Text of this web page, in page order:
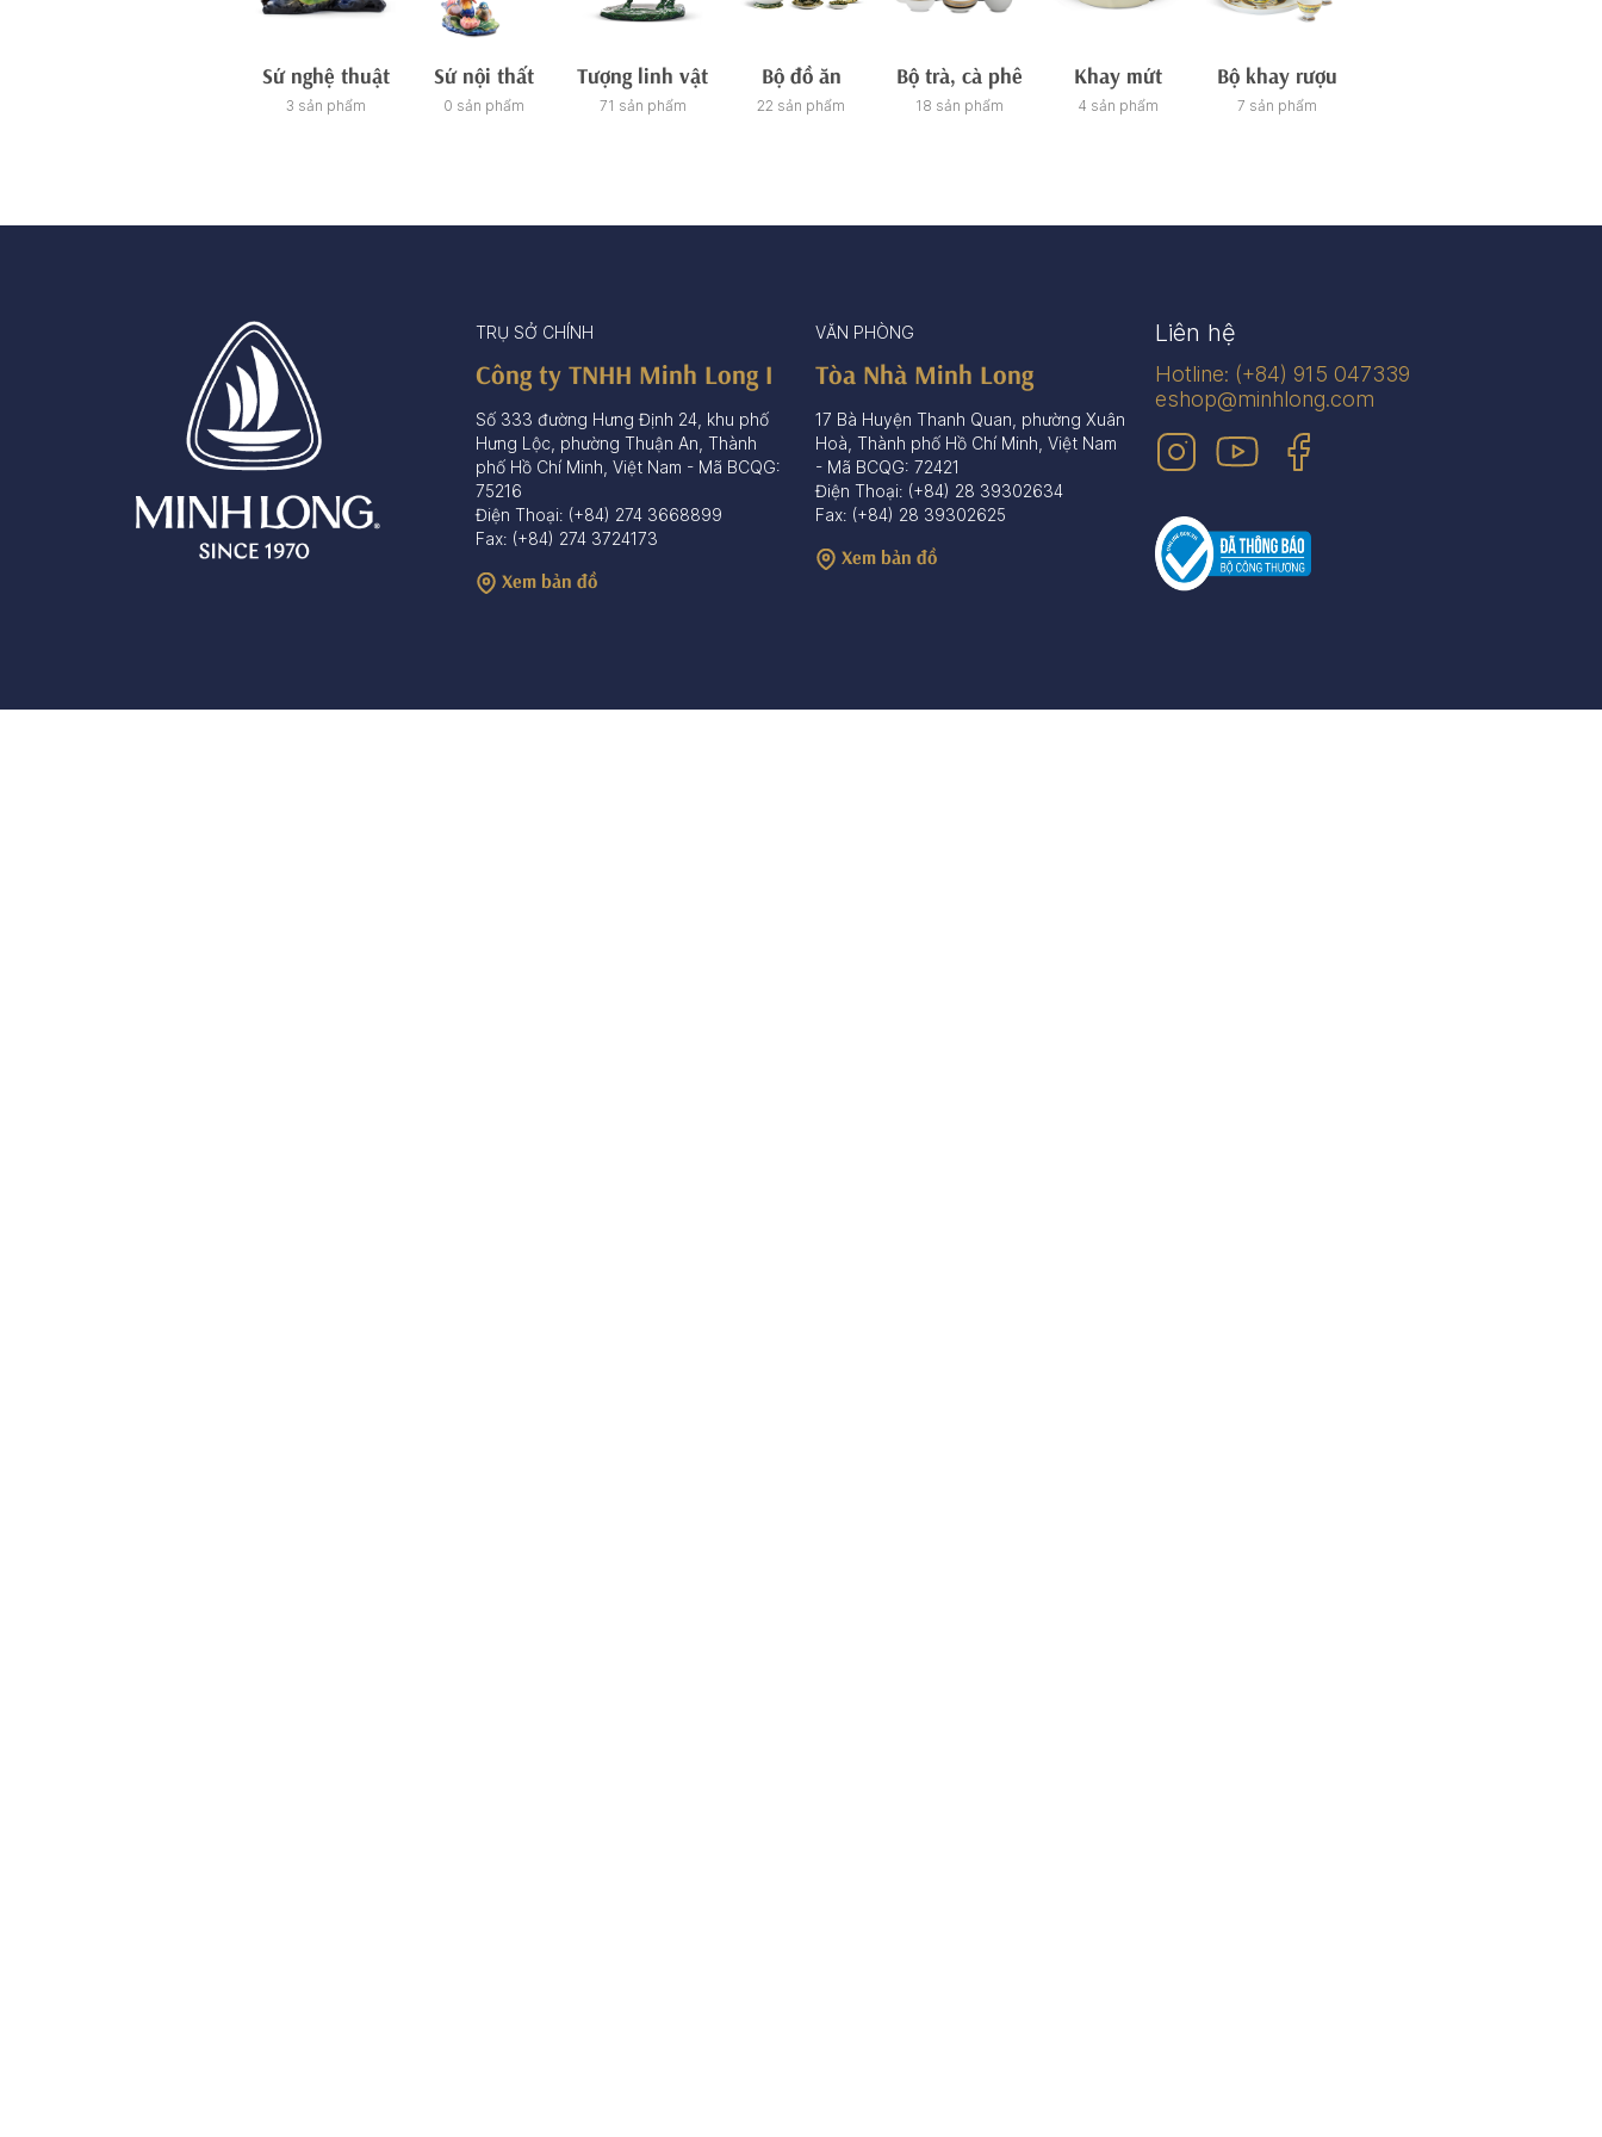
Sứ nghệ thuật
3 sản phẩm
Sứ nội thất
0 sản phẩm
Tượng linh vật
71 sản phẩm
Bộ đồ ăn
22 sản phẩm
Bộ trà, cà phê
18 sản phẩm
Khay mứt
4 sản phẩm
Bộ khay rượu
7 sản phẩm
TRỤ SỞ CHÍNH
Công ty TNHH Minh Long I
Số 333 đường Hưng Định 24, khu phố
Hưng Lộc, phường Thuận An, Thành
phố Hồ Chí Minh, Việt Nam - Mã BCQG:
75216
Điện Thoại: (+84) 274 3668899
Fax: (+84) 274 3724173
Xem bản đồ
VĂN PHÒNG
Tòa Nhà Minh Long
17 Bà Huyện Thanh Quan, phường Xuân
Hoà, Thành phố Hồ Chí Minh, Việt Nam
- Mã BCQG: 72421
Điện Thoại: (+84) 28 39302634
Fax: (+84) 28 39302625
Xem bản đồ
Liên hệ
Hotline: (+84) 915 047339
eshop@minhlong.com